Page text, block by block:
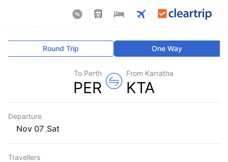
One Way
Round Trip
From Karratha
KTA
To Perth
PER
Departure
Sat
Travellers